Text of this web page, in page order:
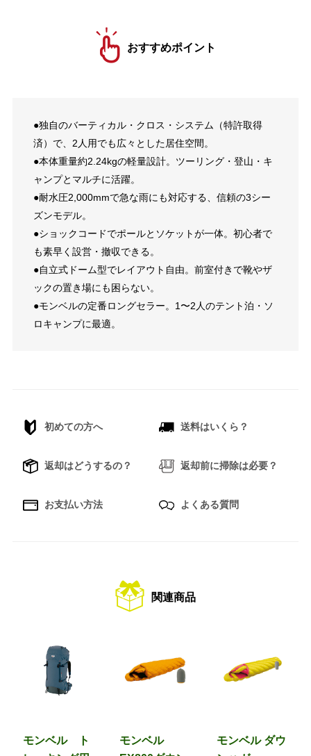
おすすめポイント
●独自のバーティカル・クロス・システム（特許取得
済）で、2人用でも広々とした居住空間。
●本体重量約2.24kgの軽量設計。ツーリング・登山・キ
ャンプとマルチに活躍。
●耐水圧2,000mmで急な雨にも対応する、信頼の3シー
ズンモデル。
●ショックコードでポールとソケットが一体。初心者で
も素早く設営・撤収できる。
●自立式ドーム型でレイアウト自由。前室付きで靴やザ
ックの置き場にも困らない。
●モンベルの定番ロングセラー。1〜2人のテント泊・ソ
ロキャンプに最適。
初めての方へ 送料はいくら？
返却はどうするの？ 返却前に掃除は必要？
お支払い方法 よくある質問
関連商品
モンベル ト
モンベル
モンベル ダウ